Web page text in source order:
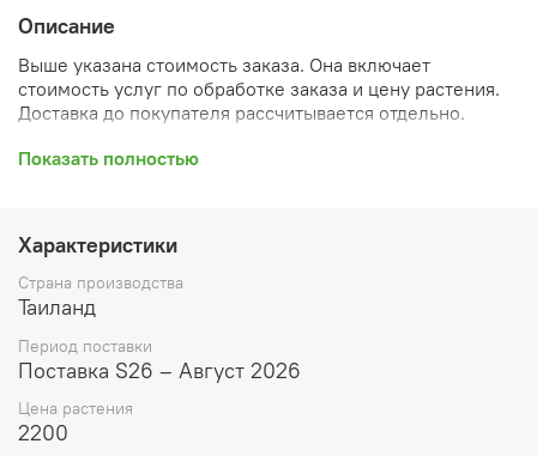
Описание
Выше указана стоимость заказа. Она включает
стоимость услуг по обработке заказа и цену растения.
Доставка до покупателя рассчитывается отдельно.
После оформления заказа вы получите его
скидки, уточнен способ доставки, сделано
бронирование и т.д.). Затем вам будут высланы
согласованные счета со ссылками на оплату услуг и
растений. При этом предварительный заказ теряет силу.
Внимание: фото в каталоге демонстрирует сорт, а не
растение, которое вы получите. Растения приезжают в
размере, указанном в карточке товара ниже.
Показать полностью
Характеристики
Страна производства
Таиланд
Период поставки
Поставка S26 – Август 2026
Цена растения
2200